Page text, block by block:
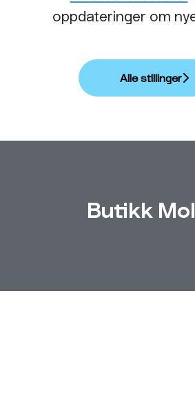
oppdateringer om
Alle stillinger
Butikk